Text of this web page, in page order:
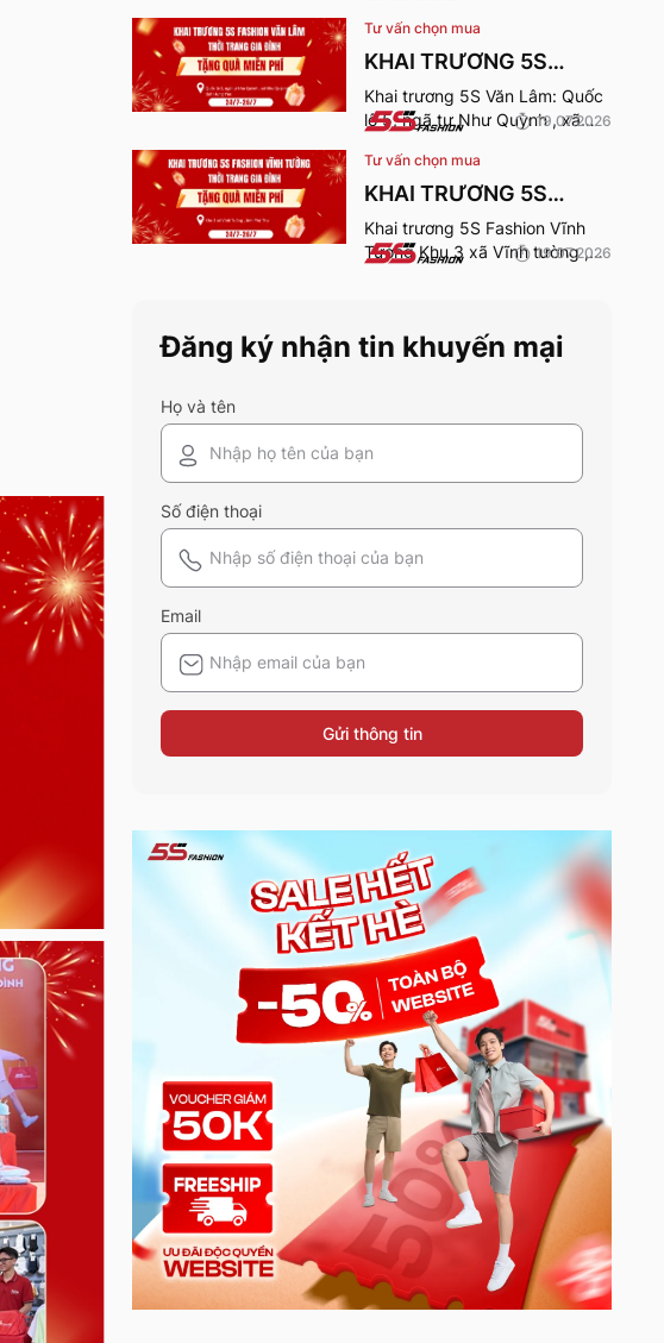
từ 24-26/7/2026.
Tư vấn chọn mua
KHAI TRƯƠNG 5S
FASHION VĂN LÂM
Khai trương 5S Văn Lâm: Quốc
lộ 5, ngã tư Như Quỳnh , xã
gian nhận quà từ 24-
26/7/2026.
19.07.2026
Tư vấn chọn mua
KHAI TRƯƠNG 5S
FASHION VĨNH TƯỜNG
Khai trương 5S Fashion Vĩnh
Tường Khu 3 xã Vĩnh tường ,
19.07.2026
Đăng ký nhận tin khuyến mại
Họ và tên
Số điện thoại
Email
Gửi thông tin